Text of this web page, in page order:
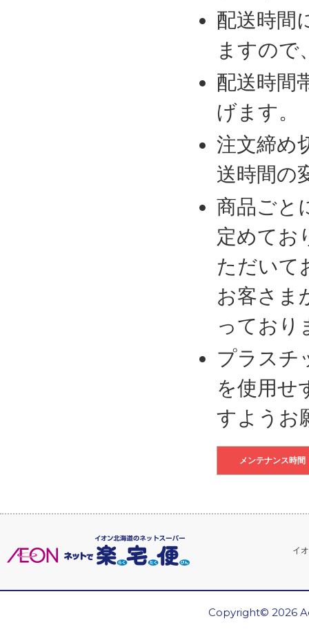
配送時間
ますので
配送時間
げます。
注文締め
送時間の
商品ごと
定めてお
ただいて
お客さま
っており
プラスチ
を使用せ
すようお
メンテナンス時間
イ
Copyright© 2026